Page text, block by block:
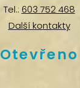
Tel.: 603 752 468
Další kontakty
Otevřeno